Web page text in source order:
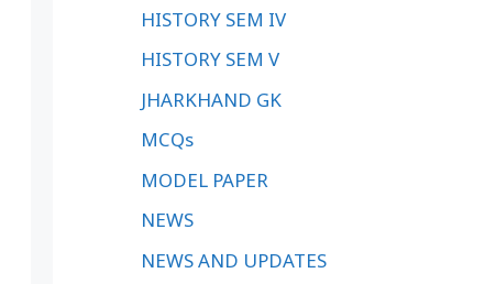
HISTORY SEM IV
HISTORY SEM V
JHARKHAND GK
MCQs
MODEL PAPER
NEWS
NEWS AND UPDATES